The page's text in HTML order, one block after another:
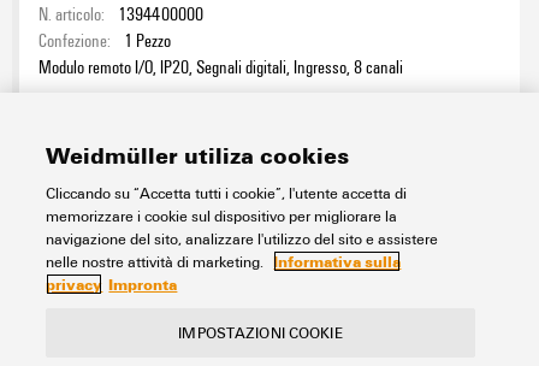
N. articolo:
1394400000
Confezione:
1 Pezzo
Modulo remoto I/O, IP20, Segnali digitali, Ingresso, 8 canali
Aggiungi alla richiesta
1 2 3
Weidmüller utiliza cookies
Cliccando su “Accetta tutti i cookie”, l'utente accetta di
memorizzare i cookie sul dispositivo per migliorare la
navigazione del sito, analizzare l'utilizzo del sito e assistere
nelle nostre attività di marketing.
Informativa sulla
privacy Impronta
IMPOSTAZIONI COOKIE